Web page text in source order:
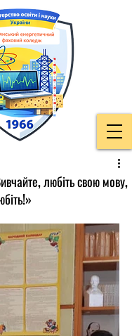
любіть свою мову,